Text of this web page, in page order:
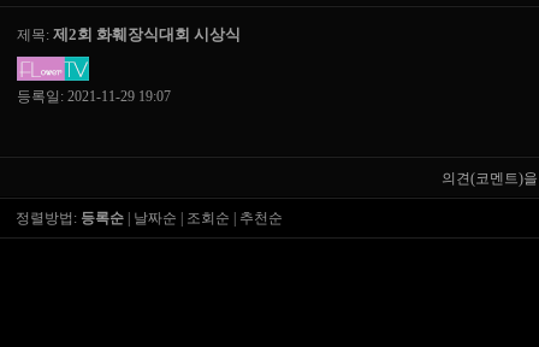
제목: 제2회 화훼장식대회 시상식
등록일: 2021-11-29 19:07
의견(코멘트)
정렬방법: 등록순 날짜순 조회순 추천순